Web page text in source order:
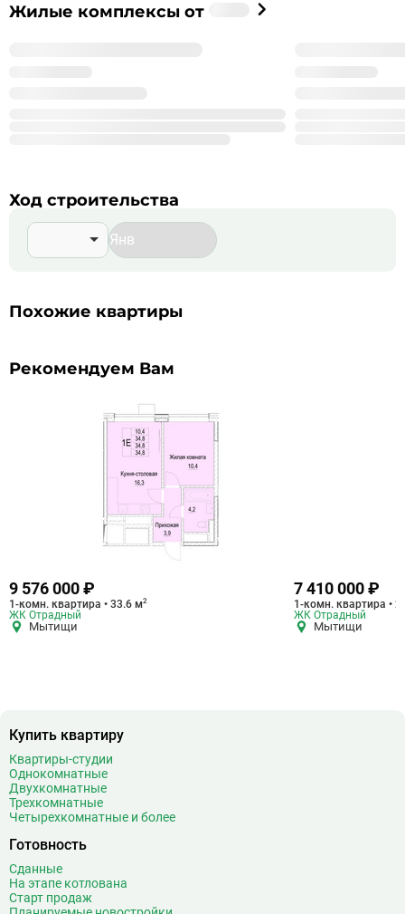
Застройщик
%_NAME_%
Жилые комплексы от
Ход строительства
Похожие квартиры
Рекомендуем Вам
9 576 000 ₽
1-комн. квартира • 33.6 м2
ЖК Отрадный
Мытищи
7 410 000 ₽
1-комн. квартира •
ЖК Отрадный
Мытищи
Купить квартиру
Квартиры-студии
Однокомнатные
Двухкомнатные
Трехкомнатные
Четырехкомнатные и более
Готовность
Сданные
На этапе котлована
Старт продаж